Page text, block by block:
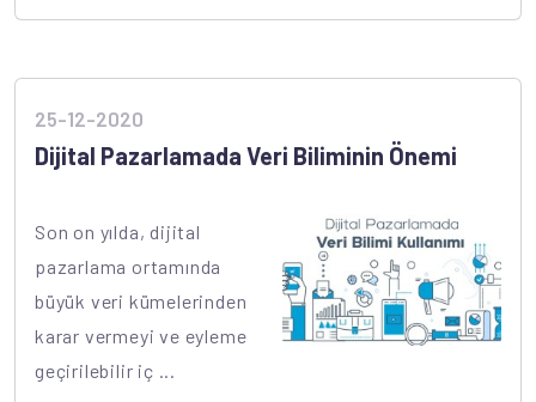
25-12-2020
Dijital Pazarlamada Veri Biliminin Önemi
Son on yılda, dijital
pazarlama ortamında
büyük veri kümelerinden
karar vermeyi ve eyleme
geçirilebilir iç ...